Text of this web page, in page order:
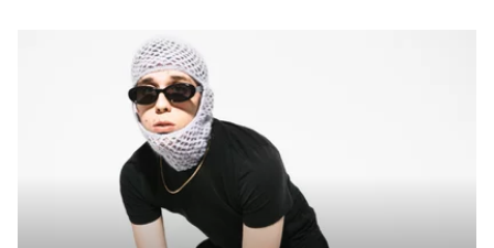
BESZÉLGETÉSEK
TÖRTÉNETEK
GASZTRO